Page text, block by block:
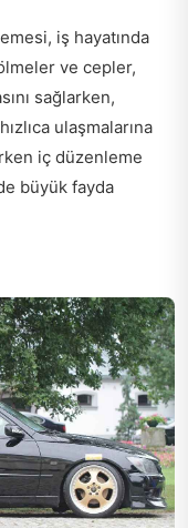
iş hayatında
ve cepler,
sağlarken,
ulaşmalarına
iç düzenleme
büyük fayda